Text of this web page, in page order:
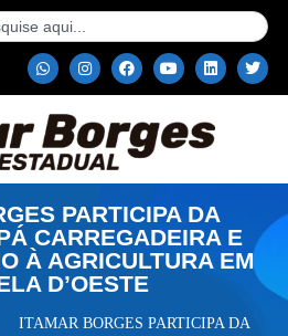
PARTICIPA DA
CARREGADEIRA E
À AGRICULTURA EM
D’OESTE
ITAMAR BORGES PARTICIPA DA